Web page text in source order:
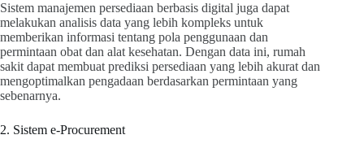
Sistem manajemen persediaan berbasis digital juga dapat
melakukan analisis data yang lebih kompleks untuk
memberikan informasi tentang pola penggunaan dan
permintaan obat dan alat kesehatan. Dengan data ini, rumah
sakit dapat membuat prediksi persediaan yang lebih akurat dan
mengoptimalkan pengadaan berdasarkan permintaan yang
sebenarnya.
2. Sistem e-Procurement